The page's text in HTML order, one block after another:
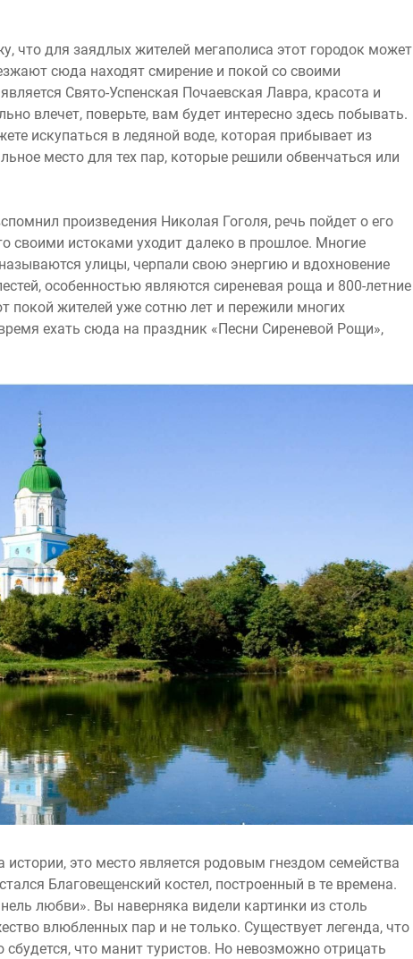
что для заядлых жителей мегаполиса этот городок может
сюда находят смирение и покой со своими
Свято-Успенская Почаевская Лавра, красота и
влечет, поверьте, вам будет интересно здесь побывать.
искупаться в ледяной воде, которая прибывает из
место для тех пар, которые решили обвенчаться или
произведения Николая Гоголя, речь пойдет о его
своими истоками уходит далеко в прошлое. Многие
улицы, черпали свою энергию и вдохновение
особенностью являются сиреневая роща и 800-летние
покой жителей уже сотню лет и пережили многих
ехать сюда на праздник «Песни Сиреневой Рощи»,
истории, это место является родовым гнездом семейства
Благовещенский костел, построенный в те времена.
любви». Вы наверняка видели картинки из столь
влюбленных пар и не только. Существует легенда, что
сбудется, что манит туристов. Но невозможно отрицать